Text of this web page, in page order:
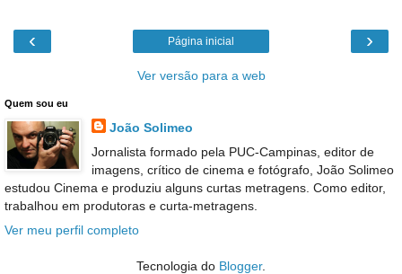
‹ ›
Página inicial
Ver versão para a web
Quem sou eu
João Solimeo
Jornalista formado pela PUC-Campinas, editor de
imagens, crítico de cinema e fotógrafo, João Solimeo
estudou Cinema e produziu alguns curtas metragens. Como editor,
trabalhou em produtoras e curta-metragens.
Ver meu perfil completo
Tecnologia do Blogger.